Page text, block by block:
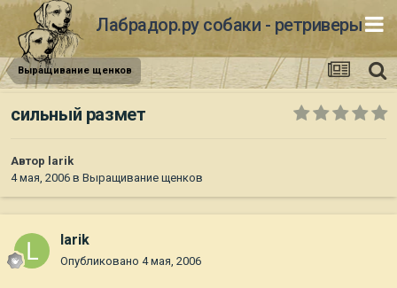
Лабрадор.ру собаки - ретриверы
Выращивание щенков
сильный размет
Автор larik
4 мая, 2006 в Выращивание щенков
larik
Опубликовано 4 мая, 2006